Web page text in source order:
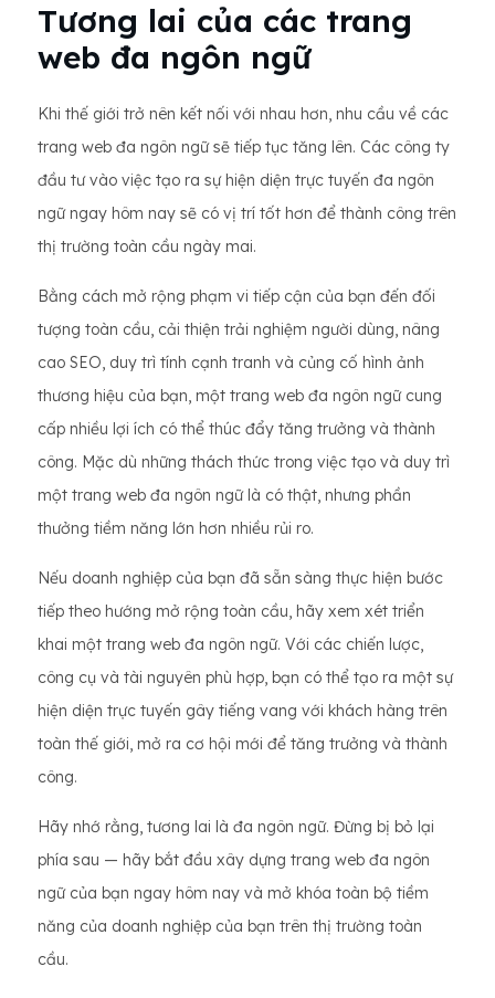
Tương lai của các trang
web đa ngôn ngữ
Khi thế giới trở nên kết nối với nhau hơn, nhu cầu về các
trang web đa ngôn ngữ sẽ tiếp tục tăng lên. Các công ty
đầu tư vào việc tạo ra sự hiện diện trực tuyến đa ngôn
ngữ ngay hôm nay sẽ có vị trí tốt hơn để thành công trên
thị trường toàn cầu ngày mai.
Bằng cách mở rộng phạm vi tiếp cận của bạn đến đối
tượng toàn cầu, cải thiện trải nghiệm người dùng, nâng
cao SEO, duy trì tính cạnh tranh và củng cố hình ảnh
thương hiệu của bạn, một trang web đa ngôn ngữ cung
cấp nhiều lợi ích có thể thúc đẩy tăng trưởng và thành
công. Mặc dù những thách thức trong việc tạo và duy trì
một trang web đa ngôn ngữ là có thật, nhưng phần
thưởng tiềm năng lớn hơn nhiều rủi ro.
Nếu doanh nghiệp của bạn đã sẵn sàng thực hiện bước
tiếp theo hướng mở rộng toàn cầu, hãy xem xét triển
khai một trang web đa ngôn ngữ. Với các chiến lược,
công cụ và tài nguyên phù hợp, bạn có thể tạo ra một sự
hiện diện trực tuyến gây tiếng vang với khách hàng trên
toàn thế giới, mở ra cơ hội mới để tăng trưởng và thành
công.
Hãy nhớ rằng, tương lai là đa ngôn ngữ. Đừng bị bỏ lại
phía sau — hãy bắt đầu xây dựng trang web đa ngôn
ngữ của bạn ngay hôm nay và mở khóa toàn bộ tiềm
năng của doanh nghiệp của bạn trên thị trường toàn
cầu.